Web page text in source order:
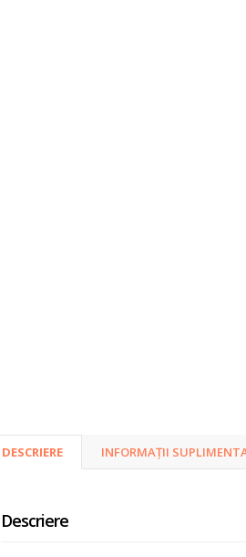
DESCRIERE INFORMAȚII
Descriere